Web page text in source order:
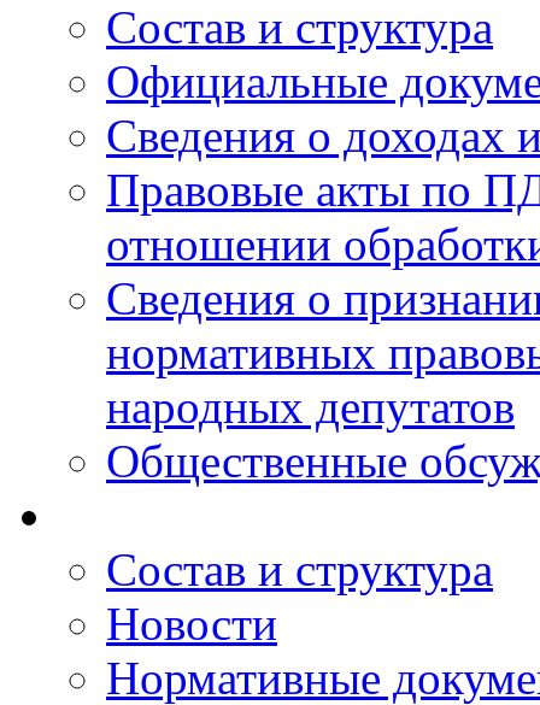
Состав и структура
Официальные
Сведения о доходах
Правовые акты по
отношении
Сведения о
нормативных
народных депутатов
Общественные
Состав и структура
Новости
Нормативные